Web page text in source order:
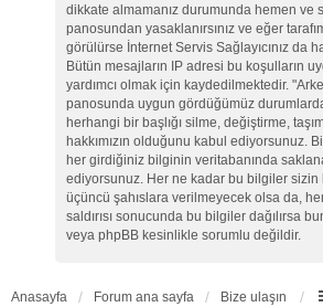
dikkate almamanız durumunda hemen ve
panosundan yasaklanırsınız ve eğer
görülürse İnternet Servis Sağlayıcınız da
Bütün mesajların IP adresi bu koşulların
yardımcı olmak için kaydedilmektedir.
panosunda uygun gördüğümüz
herhangi bir başlığı silme, değiştirme,
hakkımızın olduğunu kabul ediyorsunuz.
her girdiğiniz bilginin veritabanında
ediyorsunuz. Her ne kadar bu bilgiler sizin
üçüncü şahıslara verilmeyecek olsa da,
saldırısı sonucunda bu bilgiler dağılırsa
veya phpBB kesinlikle sorumlu değildir.
Anasayfa Forum ana sayfa Bize ulaşın